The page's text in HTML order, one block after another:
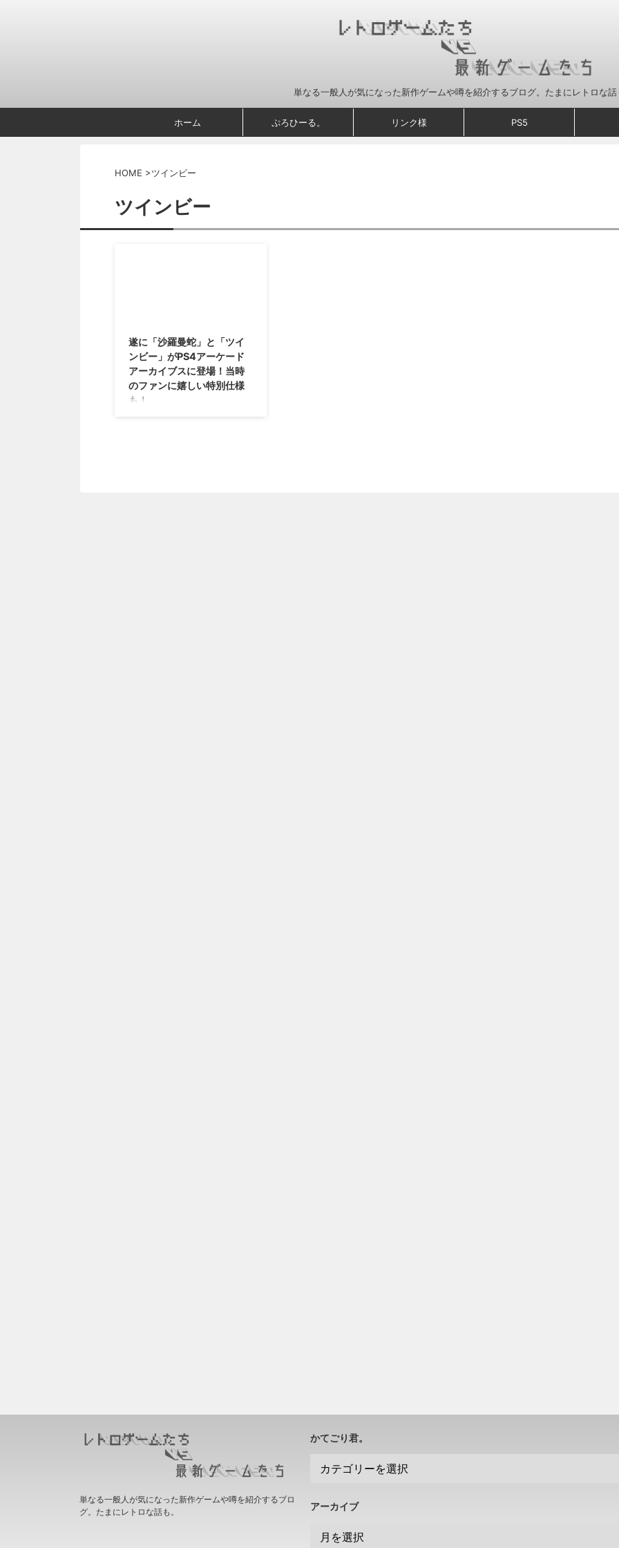
単なる一般人が気になった新作ゲームや噂を紹介するブログ。たまにレトロな話
ホーム ぷろひーる。 リンク様 PS5
HOME >ツインビー
ツインビー
遂に「沙羅曼蛇」と「ツイ
ンビー」がPS4アーケード
アーカイブスに登場！当時
のファンに嬉しい特別仕様
も！
かてごり君。
アーカイブ
単なる一般人が気になった新作ゲームや噂を紹介するブロ
グ。たまにレトロな話も。